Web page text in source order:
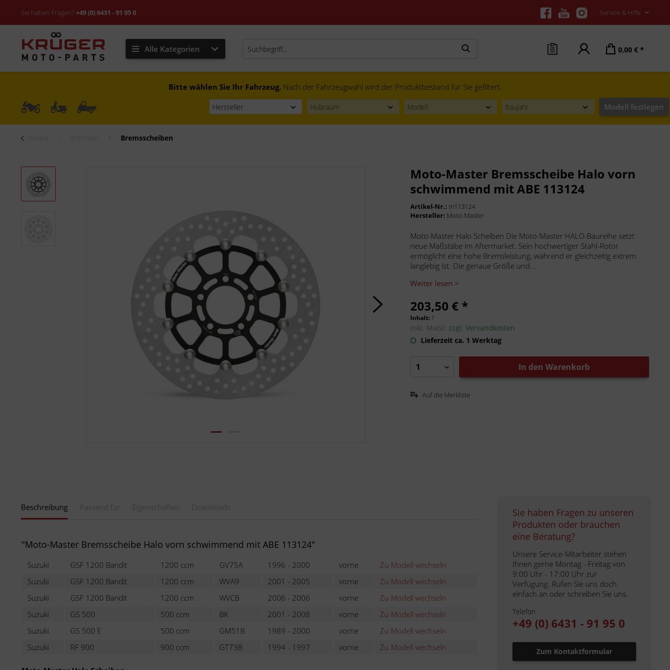
Sie haben Fragen?+49 (0) 6431 - 91 95 0 Service & Hilfe
Alle Kategorien 0,00 € *
Bitte wählen Sie Ihr Fahrzeug. Nach der Fahrzeugwahl wird der Produktbestand für Sie gefiltert.
Modell festlegen
Bremsscheiben
Moto-Master Bremsscheibe Halo vorn
schwimmend mit ABE 113124
Artikel-Nr.: m113124
Hersteller: Moto-Master
Moto-Master Halo Scheiben Die Moto-Master HALO-Baureihe setzt
neue Maßstäbe im Aftermarket. Sein hochwertiger Stahl-Rotor
ermöglicht eine hohe Bremsleistung, während er gleichzeitig extrem
langlebig ist. Die genaue Größe und...
Weiter lesen >
203,50 € *
Inhalt: 1
inkl. MwSt.zzgl. Versandkosten
Lieferzeit ca. 1 Werktag
In den Warenkorb
Auf die Merkliste
Beschreibung
"Moto-Master Bremsscheibe Halo vorn schwimmend mit ABE 113124"
Suzuki GSF 1200 Bandit 1200 ccm GV75A 1996 - 2000 vorne
Zu Modell wechseln
Suzuki
GSF 1200 Bandit 1200 ccm WVA9 2001 - 2005 vorne
Zu Modell wechseln
Suzuki
GSF 1200 Bandit 1200 ccm WVCB 2006 - 2006 vorne
Zu Modell wechseln
Suzuki
GS 500 500 ccm BK 2001 - 2008 vorne
Zu Modell wechseln
Suzuki
GS 500 E 500 ccm GM51B 1989 - 2000 vorne
Zu Modell wechseln
Suzuki
RF 900 900 ccm GT73B 1994 - 1997 vorne Zu Modell wechseln
Sie haben Fragen zu unseren
Produkten oder brauchen
eine Beratung?
Unsere Service-Mitarbeiter stehen
Ihnen gerne Montag - Freitag von
9:00 Uhr - 17:00 Uhr zur
Verfügung. Rufen Sie uns doch
einfach an oder schreiben Sie uns.
Telefon
+49 (0) 6431 - 91 95 0
Zum Kontaktformular